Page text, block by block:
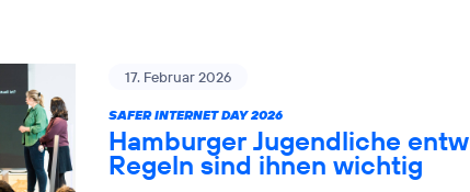
17. Februar 2026
SAFER INTERNET DAY 2026
Hamburger Jugendliche
Regeln sind ihnen wichtig